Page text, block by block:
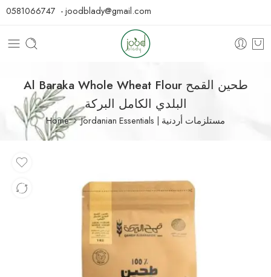
0581066747 - joodblady@gmail.com
Al Baraka Whole Wheat Flour طحين القمح
البلدي الكامل البركة
Home Jordanian Essentials | مستلزمات أردنية